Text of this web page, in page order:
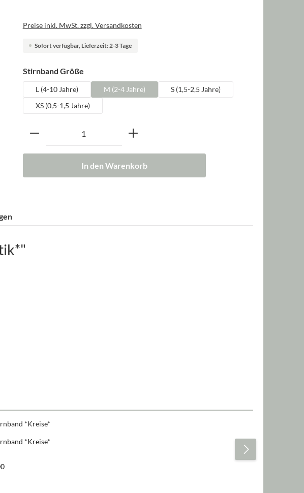
Preise inkl. MwSt. zzgl. Versandkosten
Sofort verfügbar, Lieferzeit: 2-3 Tage
Stirnband Größeauswählen
L (4-10 Jahre) M (2-4 Jahre)
S (1,5-2,5 Jahre)
XS (0,5-1,5 Jahre)
Produkt Anzahl: Gib den gewünschten Wert ein
In den Warenkorb
*Kreise*